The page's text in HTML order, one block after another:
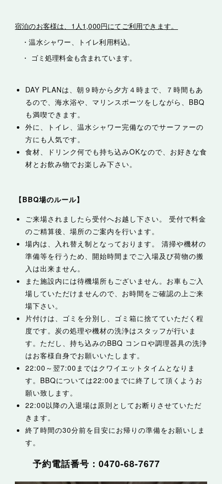
宿泊のお客様は、1人1,000円にてご利用できます。
・温水シャワー、トイレ利用料込。
・ ゴミ処理料金も含まれています。
DAY PLANは、朝９時から夕方４時まで、７時間もあ
るので、海水浴や、マリンスポーツをしながら、BBQ
も満喫できます。
外に、トイレ、温水シャワー完備なのでサーファーの
方にも人気です。
食材、ドリンク何でも持ち込みOKなので、お好きな食
材とお飲み物でお楽しみ下さい。
【BBQ場のルール】
ご来場されましたら受付へお越し下さい。 受付で料金
のご精算後、場所のご案内を行います。
場内は、入れ替え制となっております。 清掃や機材の
準備等を行うため、開始時間までご入場及び荷物の搬
入は出来ません。
また施設内には待機場所もございません。お車もご入
場していただけませんので、お時間をご確認の上ご来
場下さい。
片付けは、ゴミを分別し、ゴミ箱に捨てていただく程
度です。炭の処理や機材の洗浄はスタッフが行いま
す。ただし、持ち込みのBBQ コンロや調理器具の洗浄
はお客様自身でお願いいたします。
22:00～翌7:00まではクワイエットタイムとなりま
す。BBQについては22:00までに終了して頂くようお
願い致します。
22:00以降の入退場は原則としてお断りさせていただ
きます。
終了時間の30分前を目安にお帰りの準備をお願いしま
す。
予約電話番号： 0470-68-7677